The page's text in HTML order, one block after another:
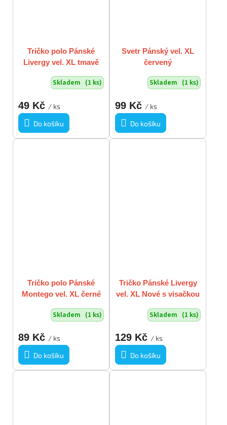
Tričko polo Pánské
Livergy vel. XL tmavě
Skladem (1 ks)
49 Kč / ks
Do košíku
Svetr Pánský vel. XL
červený
Skladem (1 ks)
99 Kč / ks
Do košíku
Tričko polo Pánské
Montego vel. XL černé
Skladem (1 ks)
89 Kč / ks
Do košíku
Tričko Pánské Livergy
vel. XL Nové s visačkou
Skladem (1 ks)
129 Kč / ks
Do košíku